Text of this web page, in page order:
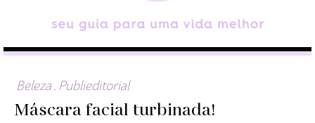
Beleza Publieditorial
Máscara facial turbinada!